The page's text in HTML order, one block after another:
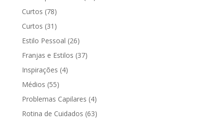
Curtos (78)
Curtos (31)
Estilo Pessoal (26)
Franjas e Estilos (37)
Inspirações (4)
Médios (55)
Problemas Capilares (4)
Rotina de Cuidados (63)